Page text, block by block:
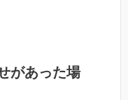
があった場